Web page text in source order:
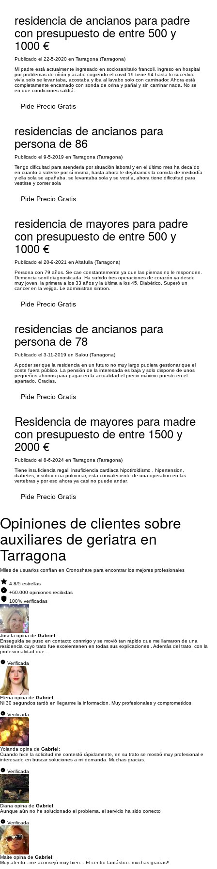
residencia de ancianos para padre
con presupuesto de entre 500 y
1000 €
Publicado el 22-5-2020 en Tarragona (Tarragona)
Mi padre está actualmente ingresado en sociosanitario francoli, ingreso en hospital
por problemas de riñón y acabo cogiendo el covid 19 tiene 94 hasta lo sucedido
vivía solo se levantaba, acostaba y iba al lavabo solo con caminador. Ahora está
completamente encamado con sonda de orina y pañal y sin caminar nada. No se
en que condiciones saldrá.
Pide Precio Gratis
residencias de ancianos para
persona de 86
Publicado el 9-5-2019 en Tarragona (Tarragona)
Tengo dificultad para atenderla por situación laboral y en el último mes ha decaído
en cuanto a valerse por sí misma, hasta ahora le dejábamos la comida de mediodía
y ella sola se apañaba, se levantaba sola y se vestía, ahora tiene dificultad para
vestirse y comer sola
Pide Precio Gratis
residencia de mayores para padre
con presupuesto de entre 500 y
1000 €
Publicado el 20-9-2021 en Altafulla (Tarragona)
Persona con 79 años. Se cae constantemente ya que las piernas no le responden.
Demencia senil diagnosticada. Ha sufrido tres operaciones de corazón ya desde
muy joven, la primera a los 33 años y la última a los 45. Diabético. Superó un
cancer en la vejiga. Le administran sintron.
Pide Precio Gratis
residencias de ancianos para
persona de 78
Publicado el 3-11-2019 en Salou (Tarragona)
A poder ser que la residencia en un futuro no muy largo pudiera gestionar que el
coste fuera público. La pensión de la interesada es baja y solo dispone de unos
pequeños ahorros para pagar en la actualidad el precio máximo puesto en el
apartado. Gracias.
Pide Precio Gratis
Residencia de mayores para madre
con presupuesto de entre 1500 y
2000 €
Publicado el 8-6-2024 en Tarragona (Tarragona)
Tiene insuficiencia regal, insuficiencia cardiaca hipotiroidismo , hipertension,
diabetes, insuficiencia pulmonar, esta convaleciente de una operation en las
vertebras y por eso ahora ya casi no puede andar.
Pide Precio Gratis
Opiniones de clientes sobre
auxiliares de geriatra en
Tarragona
Miles de usuarios confían en Cronoshare para encontrar los mejores profesionales
4.8/5 estrellas
+60.000 opiniones recibidas
100% verificadas
Josefa opina de Gabriel:
Enseguida se puso en contacto conmigo y se movió tan rápido que me llamaron de una
residencia cuyo trato fue excelentenen en todas sus explicaciones . Además del trato, con la
profesionalidad que...
Verificada
Elena opina de Gabriel:
Ni 30 segundos tardó en llegarme la información. Muy profesionales y comprometidos
Verificada
Yolanda opina de Gabriel:
Cuando hice la solicitud me contestó rápidamente, en su trato se mostró muy profesional e
interesado en buscar soluciones a mi demanda. Muchas gracias.
Verificada
Diana opina de Gabriel:
Aunque aún no he solucionado el problema, el servicio ha sido correcto
Verificada
Maite opina de Gabriel:
Muy atento...me aconsejó muy bien... El centro fantástico..muchas gracias!!